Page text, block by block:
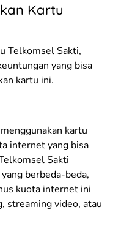
Kartu
Telkomsel Sakti,
yang bisa
kartu ini.
kartu
internet yang bisa
Sakti
berbeda-beda,
kuota internet ini
streaming video, atau